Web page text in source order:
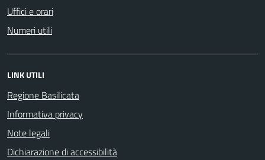
Uffici e orari
Numeri utili
LINK UTILI
Regione Basilicata
Informativa privacy
Note legali
Dichiarazione di accessibilità